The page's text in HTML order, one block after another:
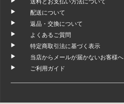
配送について
返品・交換について
よくあるご質問
特定商取引法に基づく表示
当店からメールが届かないお客様へ
ご利用ガイド